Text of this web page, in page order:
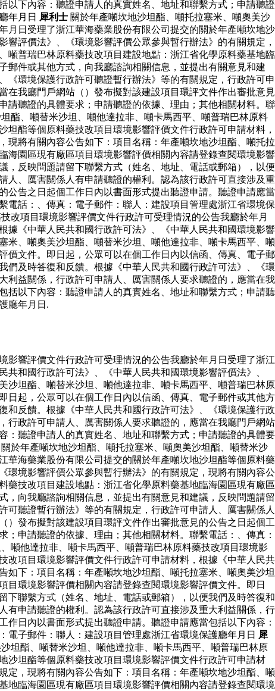
以下內容：聽證申請人的真實姓名、地址和聯繫方式；申請聽證
年月日 犀利士 關於年產噸坎地沙坦酯、噸托拉塞米、噸奧美沙
月日受理了浙江華海藥業股份有限公司提交的關於年產噸坎地沙
評價法》、《環境影響評價公眾參與暫行辦法》的有關規定，
噸普瑞巴林原料藥技改項目建設地點：浙江省化學原料藥基地臨
郵件或其他方式，向我廳諮詢相關信息，並提出有關意見和建
環境保護行政許可聽證暫行辦法》等的有關規定，行政許可申
我廳門戶網站（）發布擬對該建設項目環評文件作出審批意見
請聽證的具體要求；申請聽證的依據、理由；其他相關材料。聯
酯、噸替米沙坦、噸他達拉非、噸卡馬西平、噸普瑞巴林原料
酯等個原料藥技改項目環境影響評價文件行政許可申請材料，
將有關內容公告如下：項目名稱：年產噸坎地沙坦酯、噸托拉
海園區現有廠區項目環境影響評價相關內容請登錄查閱環境影響
反映問題請留下聯繫方式（姓名、地址、電話或郵箱），以便
人、厲害關係人有申請聽證的權利。認為該行政許可直接涉及重
公告之日起個工作日內以書面形式提出聽證申請。聽證申請應當
話：、傳真：電子郵件：聯人：建設項目管理處浙江省環境保
改項目環境影響評價文件行政許可受理情況的公告我廳於年月
據《中華人民共和國行政許可法》、《中華人民共和國環境影響
、噸奧美沙坦酯、噸替米沙坦、噸他達拉非、噸卡馬西平、噸
價文件。即日起，公眾可以在個工作日內以信函、傳真、電子郵
及時答復和反饋。根據《中華人民共和國行政許可法》、《環
利益關係，行政許可申請人、厲害關係人要求聽證的，應當在我
括以下內容：聽證申請人的真實姓名、地址和聯繫方式；申請聽
廳年月日.
影響評價文件行政許可受理情況的公告我廳於年月日受理了浙江
和國行政許可法》、《中華人民共和國環境影響評價法》、
沙坦酯、噸替米沙坦、噸他達拉非、噸卡馬西平、噸普瑞巴林原
日起，公眾可以在個工作日內以信函、傳真、電子郵件或其他方
反饋。根據《中華人民共和國行政許可法》、《環境保護行政
行政許可申請人、厲害關係人要求聽證的，應當在我廳門戶網站
：聽證申請人的真實姓名、地址和聯繫方式；申請聽證的具體要
於年產噸坎地沙坦酯、噸托拉塞米、噸奧美沙坦酯、噸替米沙
華海藥業股份有限公司提交的關於年產噸坎地沙坦酯等個原料藥
環境影響評價公眾參與暫行辦法》的有關規定，現將有關內容公
技改項目建設地點：浙江省化學原料藥基地臨海園區現有廠區
向我廳諮詢相關信息，並提出有關意見和建議，反映問題請留
聽證暫行辦法》等的有關規定，行政許可申請人、厲害關係人
發布擬對該建設項目環評文件作出審批意見的公告之日起個工
申請聽證的依據、理由；其他相關材料。聯繫電話：、傳真：
噸他達拉非、噸卡馬西平、噸普瑞巴林原料藥技改項目環境影
改項目環境影響評價文件行政許可申請材料，根據《中華人民共
下：項目名稱：年產噸坎地沙坦酯、噸托拉塞米、噸奧美沙坦
環境影響評價相關內容請登錄查閱環境影響評價文件。即日
下聯繫方式（姓名、地址、電話或郵箱），以便我們及時答復和
有申請聽證的權利。認為該行政許可直接涉及重大利益關係，行
日內以書面形式提出聽證申請。聽證申請應當包括以下內容：
子郵件：聯人：建設項目管理處浙江省環境保護廳年月日 犀
坦酯、噸替米沙坦、噸他達拉非、噸卡馬西平、噸普瑞巴林原
沙坦酯等個原料藥技改項目環境影響評價文件行政許可申請材
，現將有關內容公告如下：項目名稱：年產噸坎地沙坦酯、噸
臨海園區現有廠區項目環境影響評價相關內容請登錄查閱環境